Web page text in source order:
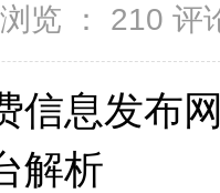
览 ： 210 评
信息发布
解析